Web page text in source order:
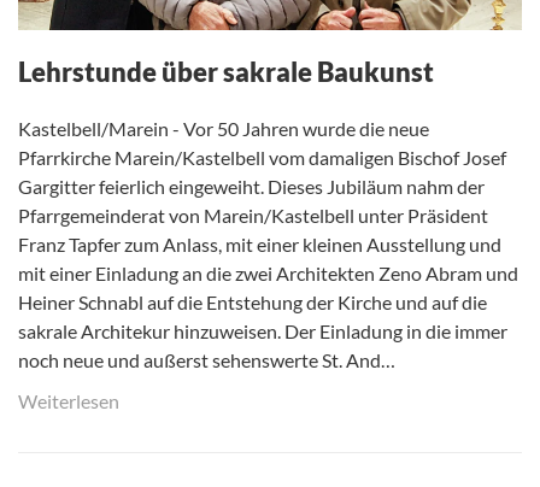
Lehrstunde über sakrale Baukunst
Kastelbell/Marein - Vor 50 Jahren wurde die neue
Pfarrkirche Marein/Kastelbell vom damaligen Bischof Josef
Gargitter feierlich eingeweiht. Dieses Jubiläum nahm der
Pfarrgemeinderat von Marein/Kastelbell unter Präsident
Franz Tapfer zum Anlass, mit einer kleinen Ausstellung und
mit einer Einladung an die zwei Architekten Zeno Abram und
Heiner Schnabl auf die Entstehung der Kirche und auf die
sakrale Architekur hinzuweisen. Der Einladung in die immer
noch neue und außerst sehenswerte St. And…
Weiterlesen